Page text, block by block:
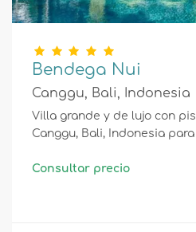
Bendega Nui
Canggu, Bali, Indonesia
Villa grande y de lujo con piscina privada en
Canggu, Bali, Indonesia
Consultar precio